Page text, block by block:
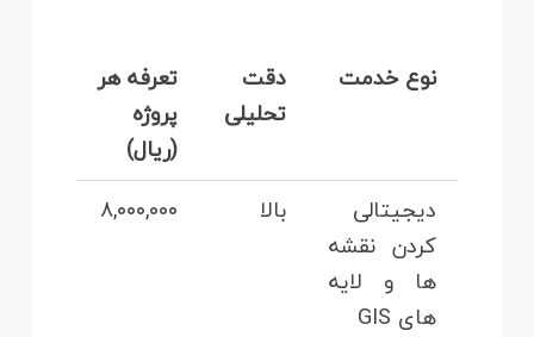
نوع خدمت
دقت
تحلیلی
تعرفه هر
پروژه
(ریال)
دیجیتالی
کردن نقشه‌
ها و لایه‌
های GIS
بالا ۸,۰۰۰,۰۰۰